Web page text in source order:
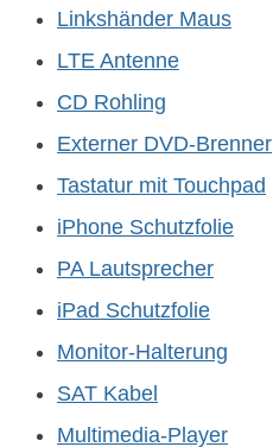
Linkshänder Maus
LTE Antenne
CD Rohling
Externer DVD-Brenner
Tastatur mit Touchpad
iPhone Schutzfolie
PA Lautsprecher
iPad Schutzfolie
Monitor-Halterung
SAT Kabel
Multimedia-Player